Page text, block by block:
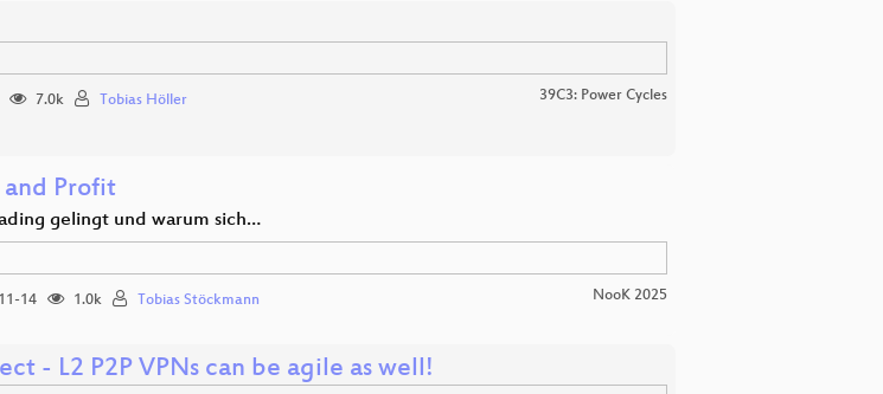
7.0k Tobias Höller 39C3: Power Cycles
and Profit
gelingt und warum sich…
14 1.0k Tobias Stöckmann NooK 2025
- L2 P2P VPNs can be agile as well!